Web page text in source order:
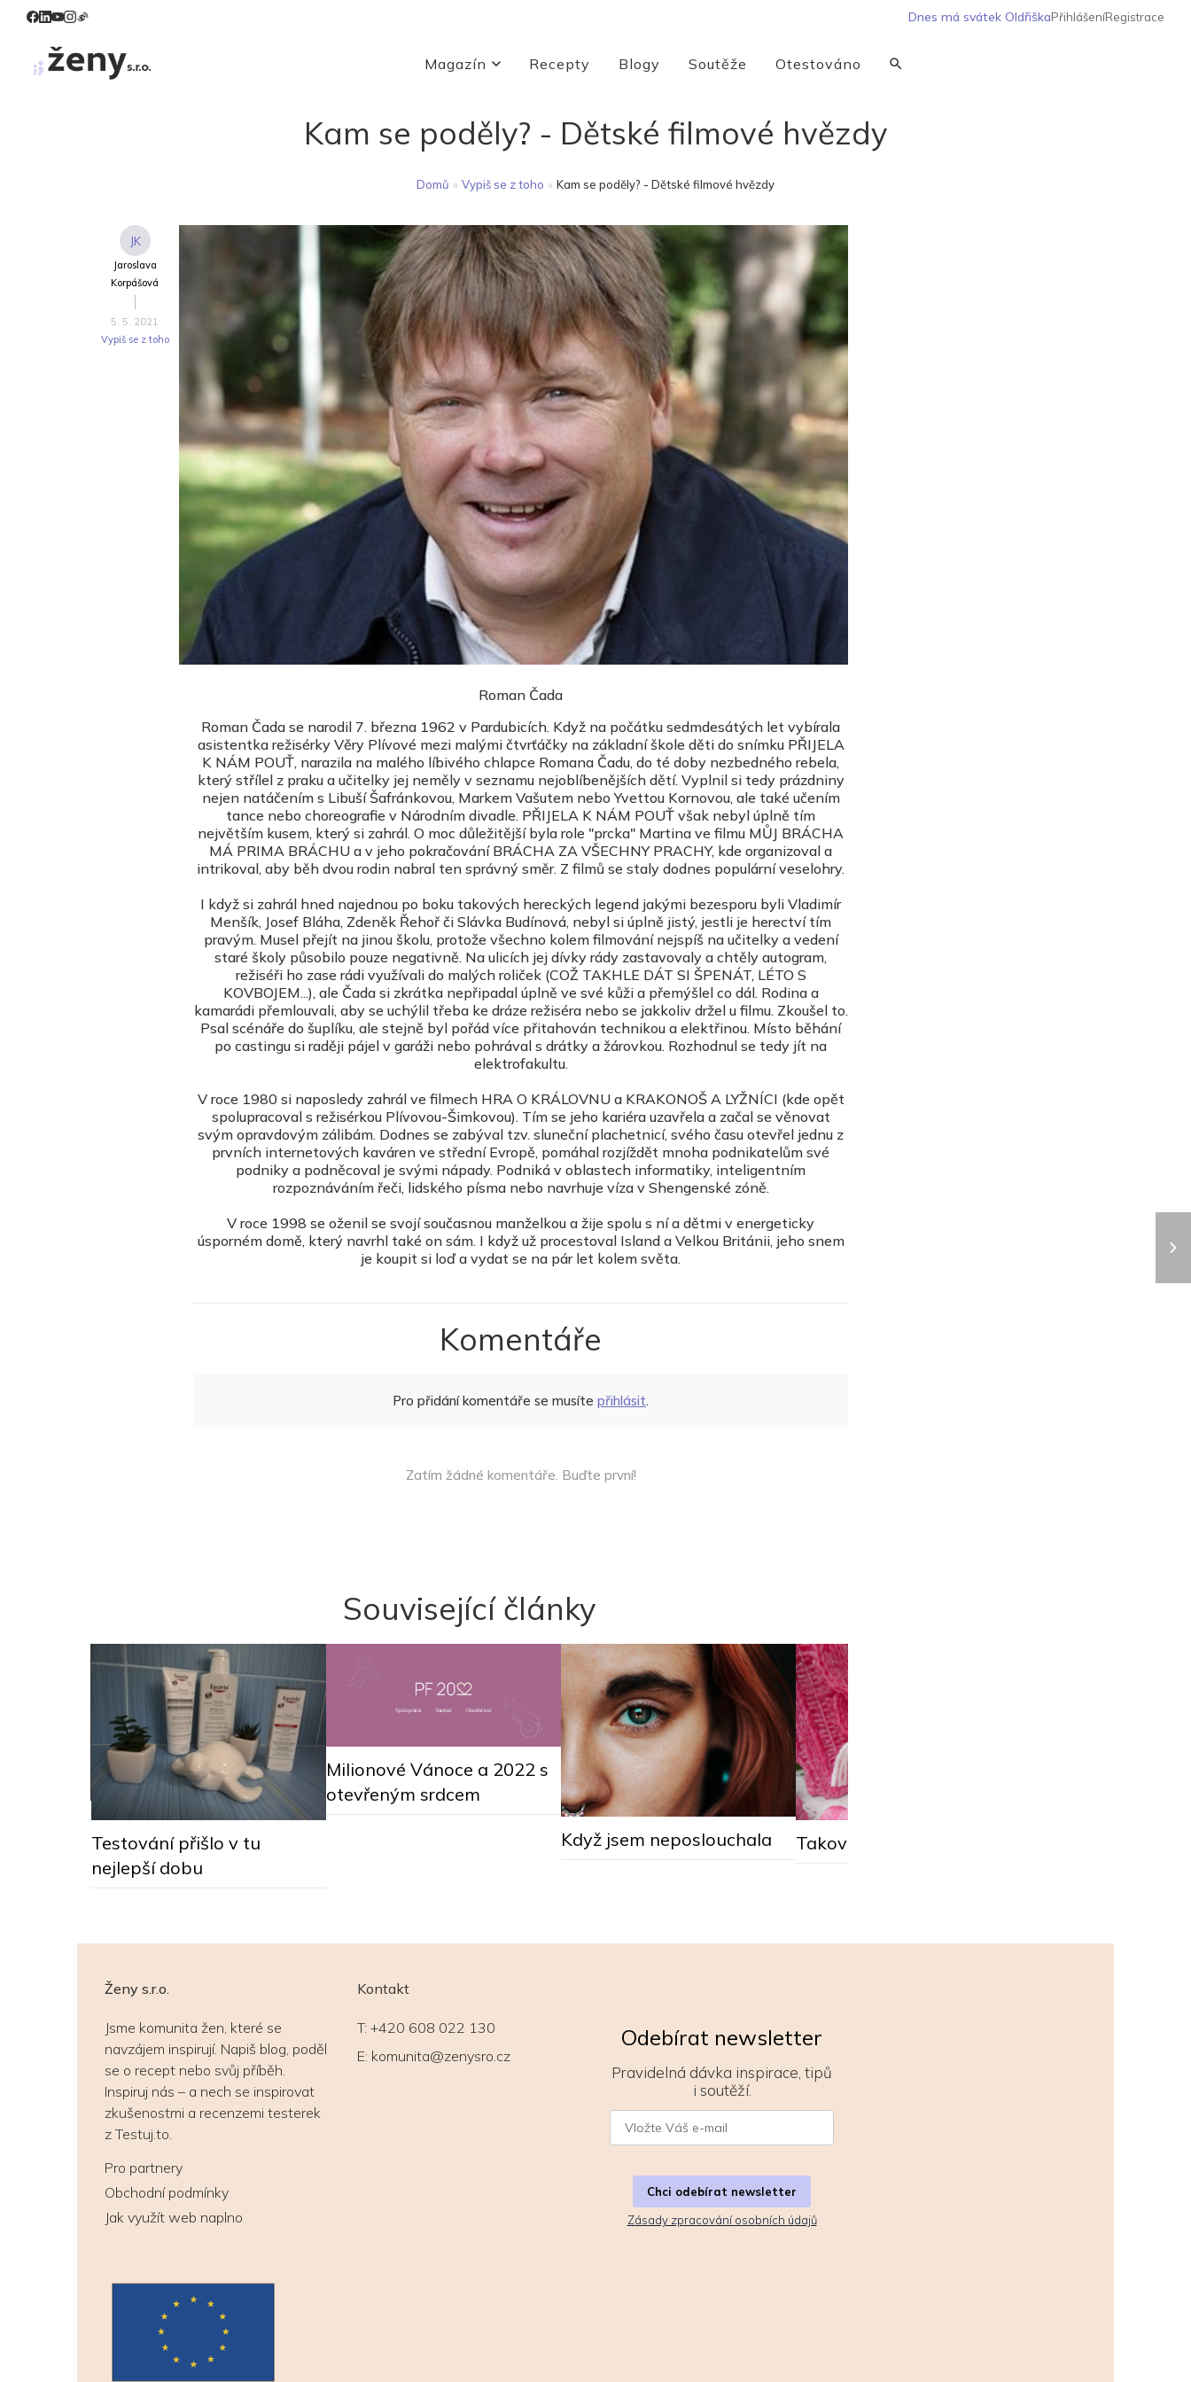
Dnes má svátek OldřiškaPřihlášeníRegistrace
Magazín Recepty Blogy Soutěže Otestováno
Kam se poděly? - Dětské filmové hvězdy
Domů » Vypiš se z toho » Kam se poděly? - Dětské filmové hvězdy
JK
Jaroslava
Korpášová
5. 5. 2021
Vypiš se z toho
Roman Čada
Roman Čada se narodil 7. března 1962 v Pardubicích. Když na počátku sedmdesátých let vybírala
asistentka režisérky Věry Plívové mezi malými čtvrťáčky na základní škole děti do snímku PŘIJELA
K NÁM POUŤ, narazila na malého líbivého chlapce Romana Čadu, do té doby nezbedného rebela,
který střílel z praku a učitelky jej neměly v seznamu nejoblíbenějších dětí. Vyplnil si tedy prázdniny
nejen natáčením s Libuší Šafránkovou, Markem Vašutem nebo Yvettou Kornovou, ale také učením
tance nebo choreografie v Národním divadle. PŘIJELA K NÁM POUŤ však nebyl úplně tím
největším kusem, který si zahrál. O moc důležitější byla role "prcka" Martina ve filmu MŮJ BRÁCHA
MÁ PRIMA BRÁCHU a v jeho pokračování BRÁCHA ZA VŠECHNY PRACHY, kde organizoval a
intrikoval, aby běh dvou rodin nabral ten správný směr. Z filmů se staly dodnes populární veselohry.
I když si zahrál hned najednou po boku takových hereckých legend jakými bezesporu byli Vladimír
Menšík, Josef Bláha, Zdeněk Řehoř či Slávka Budínová, nebyl si úplně jistý, jestli je herectví tím
pravým. Musel přejít na jinou školu, protože všechno kolem filmování nejspíš na učitelky a vedení
staré školy působilo pouze negativně. Na ulicích jej dívky rády zastavovaly a chtěly autogram,
režiséři ho zase rádi využívali do malých roliček (COŽ TAKHLE DÁT SI ŠPENÁT, LÉTO S
KOVBOJEM...), ale Čada si zkrátka nepřipadal úplně ve své kůži a přemýšlel co dál. Rodina a
kamarádi přemlouvali, aby se uchýlil třeba ke dráze režiséra nebo se jakkoliv držel u filmu. Zkoušel to.
Psal scénáře do šuplíku, ale stejně byl pořád více přitahován technikou a elektřinou. Místo běhání
po castingu si raději pájel v garáži nebo pohrával s drátky a žárovkou. Rozhodnul se tedy jít na
elektrofakultu.
V roce 1980 si naposledy zahrál ve filmech HRA O KRÁLOVNU a KRAKONOŠ A LYŽNÍCI (kde opět
spolupracoval s režisérkou Plívovou-Šimkovou). Tím se jeho kariéra uzavřela a začal se věnovat
svým opravdovým zálibám. Dodnes se zabýval tzv. sluneční plachetnicí, svého času otevřel jednu z
prvních internetových kaváren ve střední Evropě, pomáhal rozjíždět mnoha podnikatelům své
podniky a podněcoval je svými nápady. Podniká v oblastech informatiky, inteligentním
rozpoznáváním řeči, lidského písma nebo navrhuje víza v Shengenské zóně.
V roce 1998 se oženil se svojí současnou manželkou a žije spolu s ní a dětmi v energeticky
úsporném domě, který navrhl také on sám. I když už procestoval Island a Velkou Británii, jeho snem
je koupit si loď a vydat se na pár let kolem světa.
Komentáře
Pro přidání komentáře se musíte přihlásit.
Zatím žádné komentáře. Buďte první!
Související články
Testování přišlo v tu
nejlepší dobu
Milionové Vánoce a 2022 s
otevřeným srdcem
Když jsem neposlouchala Taková cesta do práce
Ženy s.r.o.
Jsme komunita žen, které se
navzájem inspirují. Napiš blog, poděl
se o recept nebo svůj příběh.
Inspiruj nás – a nech se inspirovat
zkušenostmi a recenzemi testerek
z Testuj.to.
Pro partnery
Obchodní podmínky
Jak využít web naplno
Kontakt
T: +420 608 022 130
E: komunita@zenysro.cz
Odebírat newsletter
Pravidelná dávka inspirace, tipů
i soutěží.
Chci odebírat newsletter
Zásady zpracování osobních údajů